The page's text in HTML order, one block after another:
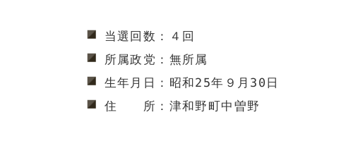
当選回数：４回
所属政党：無所属
生年月日：昭和25年９月30日
住　　所：津和野町中曽野